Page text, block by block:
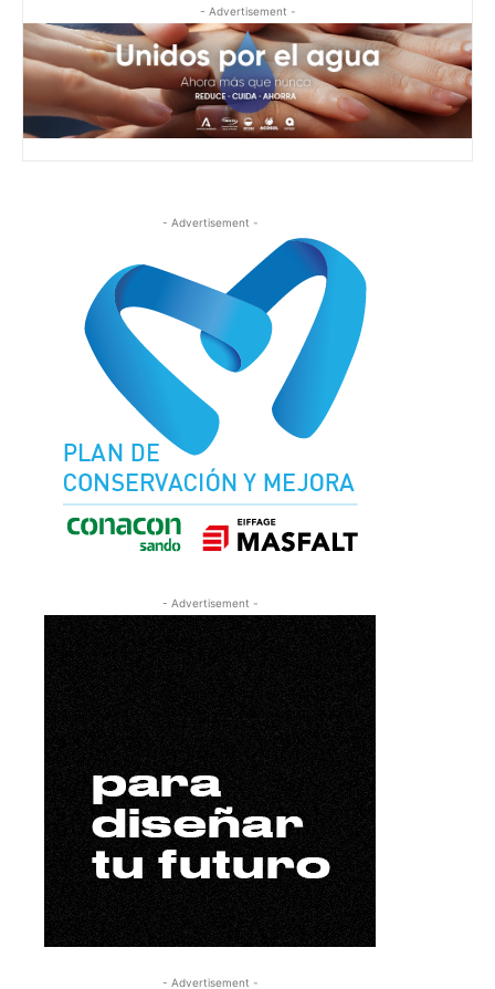
- Advertisement -
- Advertisement -
- Advertisement -
- Advertisement -